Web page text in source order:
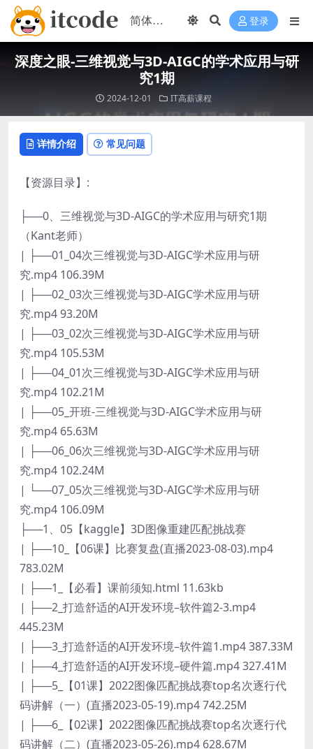
登录
深度之眼-三维视觉与3D-AIGC的学术应用与研
究1期
2024-12-01 IT高薪课程
详情介绍 常见问题
【资源目录】:
├──0、三维视觉与3D-AIGC的学术应用与研究1期
（Kant老师）
| ├──01_04次三维视觉与3D-AIGC学术应用与研
究.mp4 106.39M
| ├──02_03次三维视觉与3D-AIGC学术应用与研
究.mp4 93.20M
| ├──03_02次三维视觉与3D-AIGC学术应用与研
究.mp4 105.53M
| ├──04_01次三维视觉与3D-AIGC学术应用与研
究.mp4 102.21M
| ├──05_开班-三维视觉与3D-AIGC学术应用与研
究.mp4 65.63M
| ├──06_06次三维视觉与3D-AIGC学术应用与研
究.mp4 102.24M
| └──07_05次三维视觉与3D-AIGC学术应用与研
究.mp4 106.09M
├──1、05【kaggle】3D图像重建匹配挑战赛
| ├──10_【06课】比赛复盘(直播2023-08-03).mp4
783.02M
| ├──1_【必看】课前须知.html 11.63kb
| ├──2_打造舒适的AI开发环境–软件篇2-3.mp4
445.23M
| ├──3_打造舒适的AI开发环境–软件篇1.mp4 387.33M
| ├──4_打造舒适的AI开发环境–硬件篇.mp4 327.41M
| ├──5_【01课】2022图像匹配挑战赛top名次逐行代
码讲解（一）(直播2023-05-19).mp4 742.25M
| ├──6_【02课】2022图像匹配挑战赛top名次逐行代
码讲解（二）(直播2023-05-26).mp4 628.67M